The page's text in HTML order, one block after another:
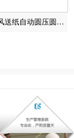
TS前缘吸风送纸自动圆压圆模切机